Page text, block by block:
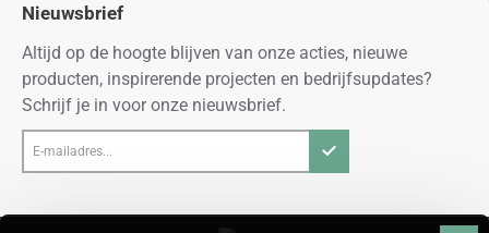
Nieuwsbrief
Altijd op de hoogte blijven van onze acties, nieuwe
producten, inspirerende projecten en bedrijfsupdates?
Schrijf je in voor onze nieuwsbrief.
mailadres...